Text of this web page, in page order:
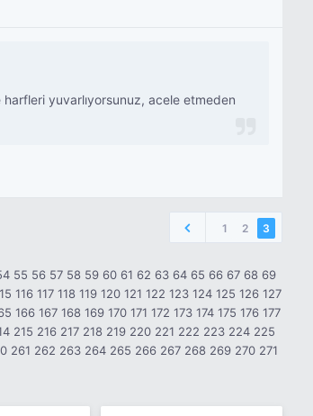
harfleri yuvarlıyorsunuz, acele etmeden
1 2 3
55 56 57 58 59 60 61 62 63 64 65 66 67 68 69
116 117 118 119 120 121 122 123 124 125 126 127
166 167 168 169 170 171 172 173 174 175 176 177
215 216 217 218 219 220 221 222 223 224 225
261 262 263 264 265 266 267 268 269 270 271